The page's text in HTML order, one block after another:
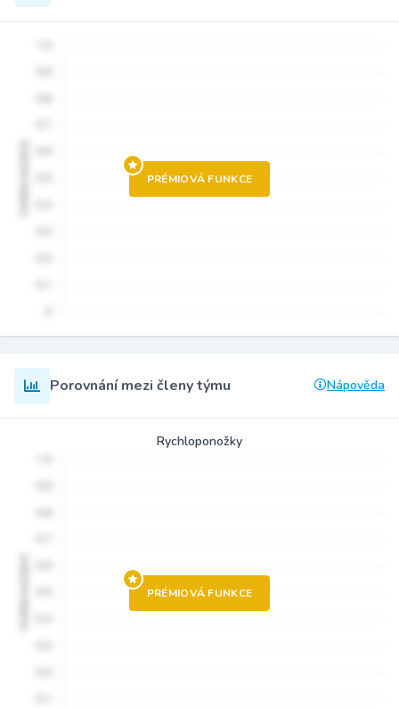
PRÉMIOVÁ FUNKCE
Porovnání mezi členy týmu Nápověda
Rychloponožky
PRÉMIOVÁ FUNKCE